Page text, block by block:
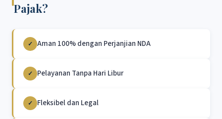
Pajak?
✓ Aman 100% dengan Perjanjian NDA
✓ Pelayanan Tanpa Hari Libur
✓ Fleksibel dan Legal